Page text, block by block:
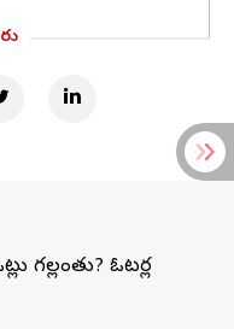
గల్లంతు? ఓటర్ల